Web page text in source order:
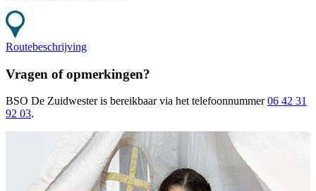
Routebeschrijving
Vragen of opmerkingen?
BSO De Zuidwesteris bereikbaar via het telefoonnummer 06 42 31
92 03.